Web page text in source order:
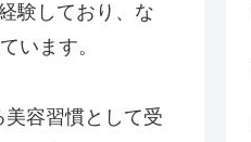
験しており、な
います。
容習慣として受